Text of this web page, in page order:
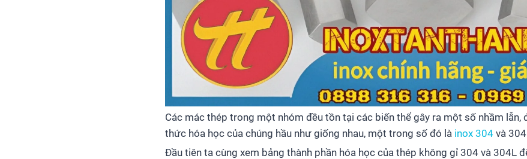
Các mác thép trong một nhóm đều tồn tại các biến thể gây ra một số nhầm lẫn,
thức hóa học của chúng hầu như giống nhau, một trong số đó là inox 304 và
Đầu tiên ta cùng xem bảng thành phần hóa học của thép không gỉ 304 và 304L